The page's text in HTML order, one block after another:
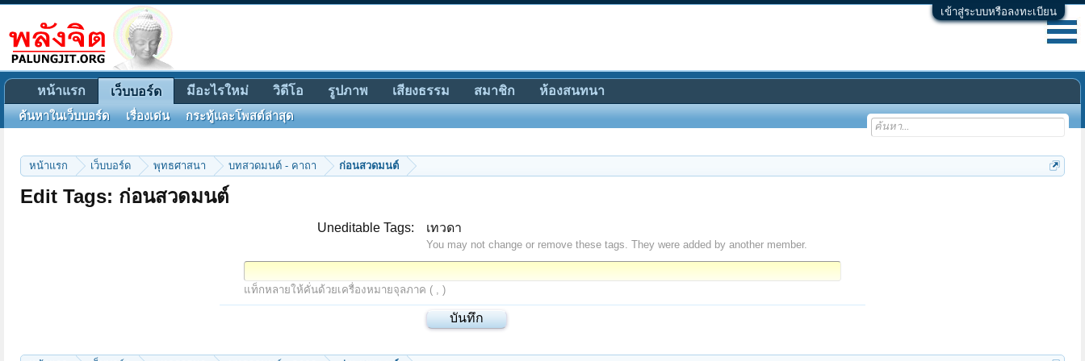
เข้าสู่ระบบหรือลงทะเบียน
หน้าแรก เว็บบอร์ด พุทธศาสนา บทสวดมนต์ - คาถา ก่อนสวดมนต์
Edit Tags: ก่อนสวดมนต์
Uneditable Tags: เทวดา
You may not change or remove these tags. They were added by another member.
แท็กหลายให้คั่นด้วยเครื่องหมายจุลภาค ( , )
หน้าแรก เว็บบอร์ด
ค้นหาในเว็บบอร์ด เรื่องเด่น กระทู้และโพสต์ล่าสุด
มีอะไรใหม่ วิดีโอ รูปภาพ เสียงธรรม สมาชิก ห้องสนทนา